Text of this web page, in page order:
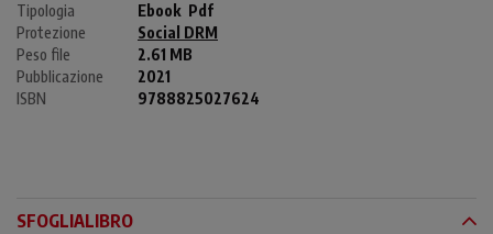
Tipologia
Ebook Pdf
Protezione
Social DRM
Peso file
2.61 MB
Pubblicazione
2021
ISBN
9788825027624
SFOGLIALIBRO